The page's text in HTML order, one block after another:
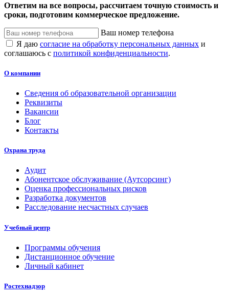
Ответим на все вопросы, рассчитаем точную стоимость и
сроки, подготовим коммерческое предложение.
Ваш номер телефона
Я даю согласие на обработку персональных данных и
соглашаюсь с политикой конфиденциальности.
О компании
Сведения об образовательной организации
Реквизиты
Вакансии
Блог
Контакты
Охрана труда
Аудит
Абонентское обслуживание (Аутсорсинг)
Оценка профессиональных рисков
Разработка документов
Расследование несчастных случаев
Учебный центр
Программы обучения
Дистанционное обучение
Личный кабинет
Ростехнадзор